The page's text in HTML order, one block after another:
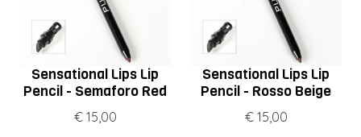
Sensational Lips Lip
Pencil - Semaforo Red
€ 15,00
Sensational Lips Lip
Pencil - Rosso Beige
€ 15,00